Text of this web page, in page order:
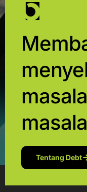
Tentang Debt